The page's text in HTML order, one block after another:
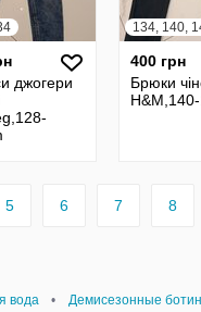
джогери
134, 140,
400 грн
Брюки
5 6 7 8
вода • Демисезонные